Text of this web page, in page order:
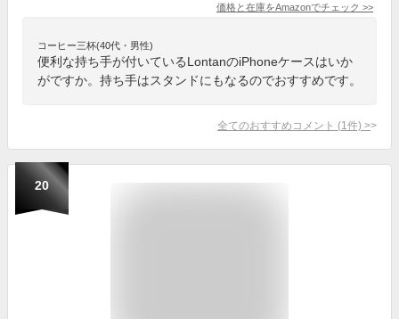
価格と在庫をAmazonでチェック >>
コーヒー三杯(40代・男性)
便利な持ち手が付いているLontanのiPhoneケースはいか
がですか。持ち手はスタンドにもなるのでおすすめです。
全てのおすすめコメント (1 件) >
20